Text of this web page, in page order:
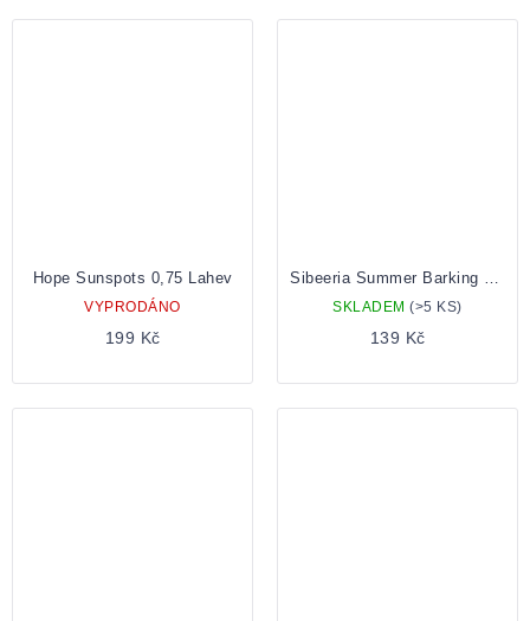
Hope Sunspots 0,75 Lahev
VYPRODÁNO
199 Kč
SKLADEM(>5 KS)
139 Kč